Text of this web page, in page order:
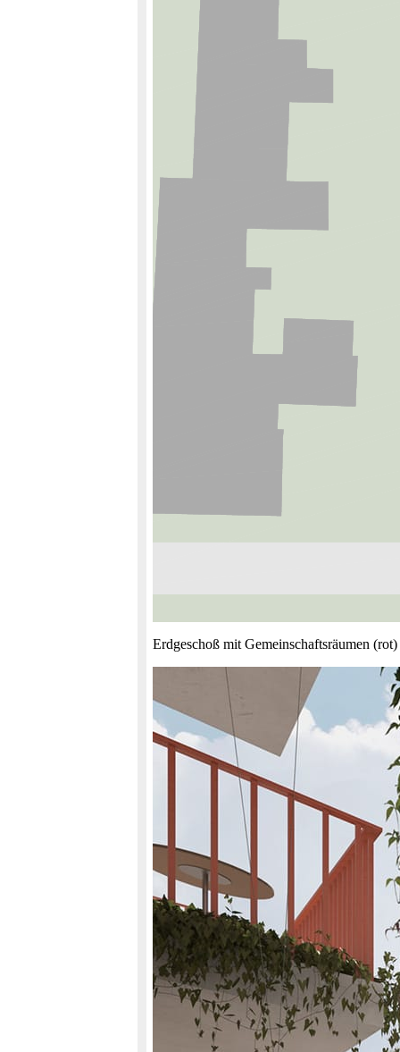
Erdgeschoß mit Gemeinschaftsräumen